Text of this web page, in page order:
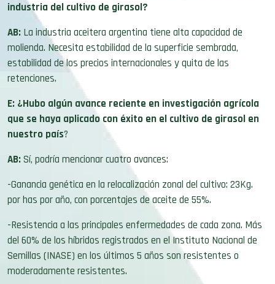
industria del cultivo de girasol?
AB: La industria aceitera argentina tiene alta capacidad de
molienda. Necesita estabilidad de la superficie sembrada,
estabilidad de los precios internacionales y quita de las
retenciones.
E: ¿Hubo algún avance reciente en investigación agrícola
que se haya aplicado con éxito en el cultivo de girasol en
nuestro país?
AB:Sí, podría mencionar cuatro avances:
-Ganancia genética en la relocalización zonal del cultivo: 23Kg.
por has por año, con porcentajes de aceite de 55%.
-Resistencia a las principales enfermedades de cada zona. Más
del 60% de los híbridos registrados en el Instituto Nacional de
Semillas (INASE) en los últimos 5 años son resistentes o
moderadamente resistentes.